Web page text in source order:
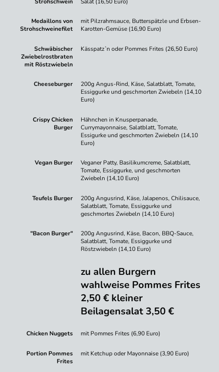
Medaillons von
Strohschweinefilet
mit Pilzrahmsauce, Butterspätzle und Erbsen-
Karotten-Gemüse (16,90 Euro)
Schwäbischer
Zwiebelrostbraten
mit Röstzwiebeln
Kässpatz`n oder Pommes Frites (26,50 Euro)
Cheeseburger
200g Angus-Rind, Käse, Salatblatt, Tomate,
Essiggurke und geschmorten Zwiebeln (14,10
Euro)
Crispy Chicken
Burger
Hähnchen in Knusperpanade,
Currymayonnaise, Salatblatt, Tomate,
Essigurke und geschmorten Zwiebeln (14,10
Euro)
Vegan Burger
Veganer Patty, Basilikumcreme, Salatblatt,
Tomate, Essiggurke, und geschmorten
Zwiebeln (14,10 Euro)
Teufels Burger
200g Angusrind, Käse, Jalapenos, Chilisauce,
Salatblatt, Tomate, Essiggurke und
geschmortes Zwiebeln (14,10 Euro)
"Bacon Burger"
200g Angusrind, Käse, Bacon, BBQ-Sauce,
Salatblatt, Tomate, Essiggurke und
Röstzwiebeln (14,10 Euro)
zu allen Burgern
wahlweise Pommes Frites
2,50 € kleiner
Beilagensalat 3,50 €
Chicken Nuggets mit Pommes Frites (6,90 Euro)
Portion Pommes
Frites
mit Ketchup oder Mayonnaise (3,90 Euro)